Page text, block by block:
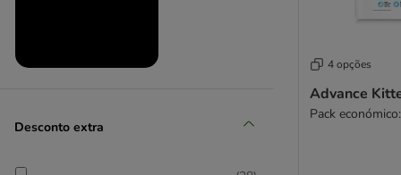
Fokker
Green Petfood
Desconto extra
4 opções
Advance
Pack